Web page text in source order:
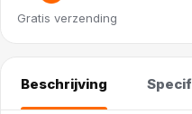
Gratis verzending
Beschrijving